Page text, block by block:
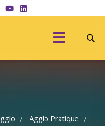
/ Agglo Pratique /